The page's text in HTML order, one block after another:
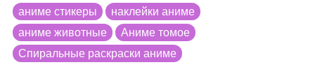
аниме стикеры
наклейки аниме
аниме животные
Аниме томое
Cпиральные раскраски аниме